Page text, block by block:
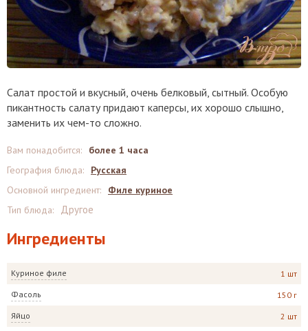
Салат простой и вкусный, очень белковый, сытный. Особую
пикантность салату придают каперсы, их хорошо слышно,
заменить их чем-то сложно.
Ингредиенты
Куриное филе 1 шт
Фасоль 150 г
Яйцо 2 шт
Вам понадобится:
более 1 часа
География блюда:
Русская
Основной ингредиент:
Филе куриное
Тип блюда: Другое